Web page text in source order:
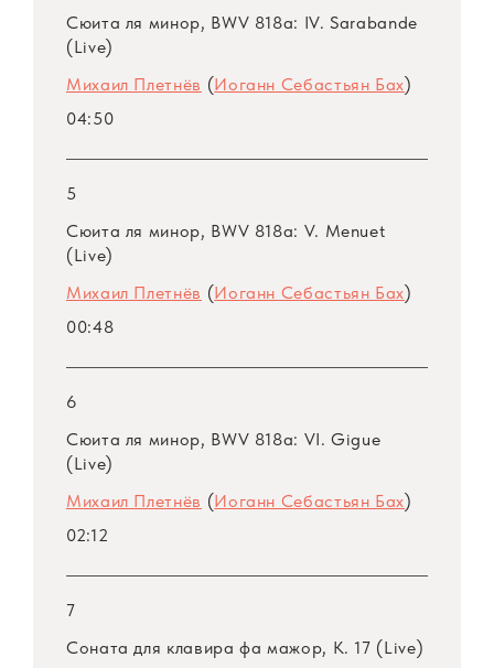
Сюита ля минор, BWV 818a: IV. Sarabande
(Live)
Михаил Плетнёв (Иоганн Себастьян Бах)
04:50
5
Сюита ля минор, BWV 818a: V. Menuet
(Live)
Михаил Плетнёв (Иоганн Себастьян Бах)
00:48
6
Сюита ля минор, BWV 818a: VI. Gigue
(Live)
Михаил Плетнёв (Иоганн Себастьян Бах)
02:12
7
Соната для клавира фа мажор, K. 17 (Live)